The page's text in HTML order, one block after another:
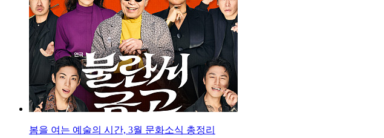
봄을 여는 예술의 시간, 3월 문화소식 총정리